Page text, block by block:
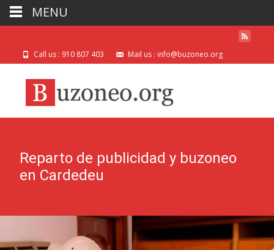
Call us : 910 807 403 Mail us : info@buzoneo.org
Reparto de publicidad y buzoneo
en Cardedeu
MENU